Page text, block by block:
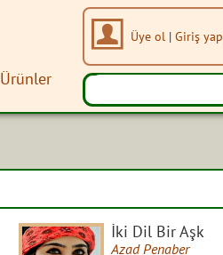
Ürünler
Üye ol | Giriş yap
İki Dil Bir Aşk
Azad Penaber